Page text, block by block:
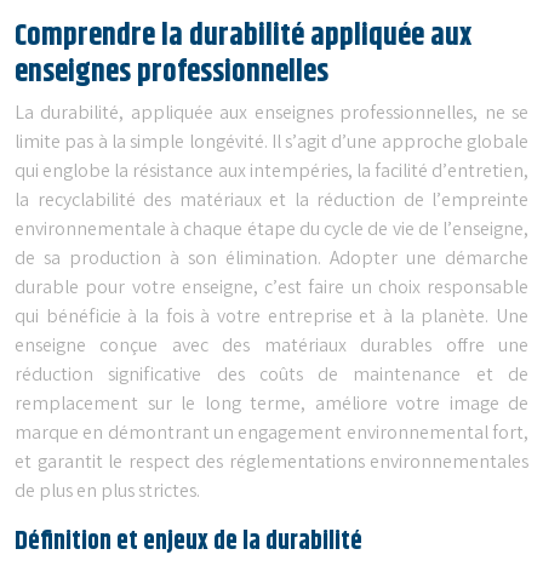
Comprendre la durabilité appliquée aux
enseignes professionnelles
La durabilité, appliquée aux enseignes professionnelles, ne se
limite pas à la simple longévité. Il s’agit d’une approche globale
qui englobe la résistance aux intempéries, la facilité d’entretien,
la recyclabilité des matériaux et la réduction de l’empreinte
environnementale à chaque étape du cycle de vie de l’enseigne,
de sa production à son élimination. Adopter une démarche
durable pour votre enseigne, c’est faire un choix responsable
qui bénéficie à la fois à votre entreprise et à la planète. Une
enseigne conçue avec des matériaux durables offre une
réduction significative des coûts de maintenance et de
remplacement sur le long terme, améliore votre image de
marque en démontrant un engagement environnemental fort,
et garantit le respect des réglementations environnementales
de plus en plus strictes.
Définition et enjeux de la durabilité